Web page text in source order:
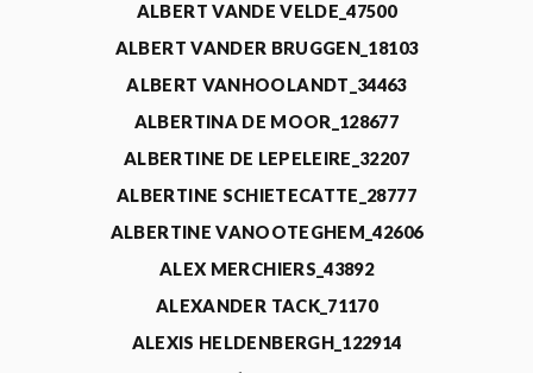
ALBERT VANDE VELDE_47500
ALBERT VANDER BRUGGEN_18103
ALBERT VANHOOLANDT_34463
ALBERTINA DE MOOR_128677
ALBERTINE DE LEPELEIRE_32207
ALBERTINE SCHIETECATTE_28777
ALBERTINE VANOOTEGHEM_42606
ALEX MERCHIERS_43892
ALEXANDER TACK_71170
ALEXIS HELDENBERGH_122914